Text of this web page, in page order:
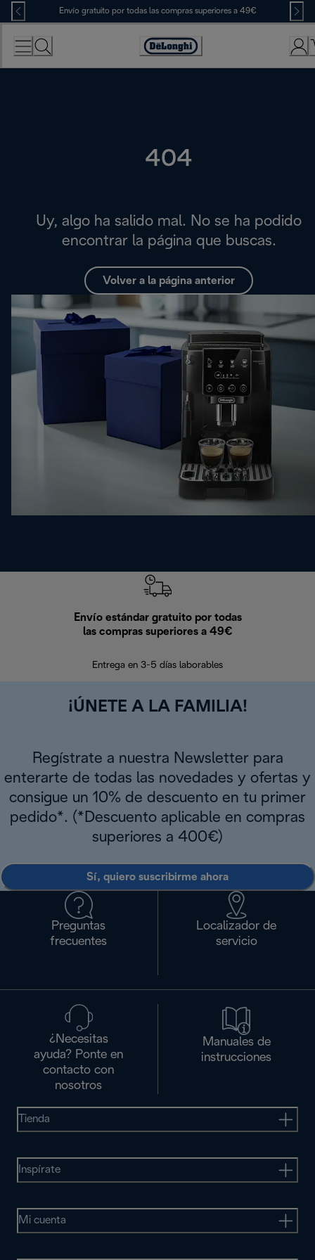
Skip
to
Content
Envío gratuito por todas las compras superiores a 49€
Accessibility
Statement
404
Uy, algo ha salido mal. No se ha podido
encontrar la página que buscas.
Volver a la página anterior
Envío estándar gratuito por todas
las compras superiores a 49€
Entrega en 3-5 días laborables
¡ÚNETE A LA FAMILIA!
Regístrate a nuestra Newsletter para
enterarte de todas las novedades y ofertas y
consigue un 10% de descuento en tu primer
pedido*. (*Descuento aplicable en compras
superiores a 400€)
Sí, quiero suscribirme ahora
Preguntas
frecuentes
Localizador de
servicio
¿Necesitas
ayuda? Ponte en
contacto con
nosotros
Manuales de
instrucciones
Tienda
Inspírate
Mi cuenta